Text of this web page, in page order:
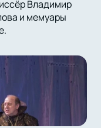
Владимир
и мемуары